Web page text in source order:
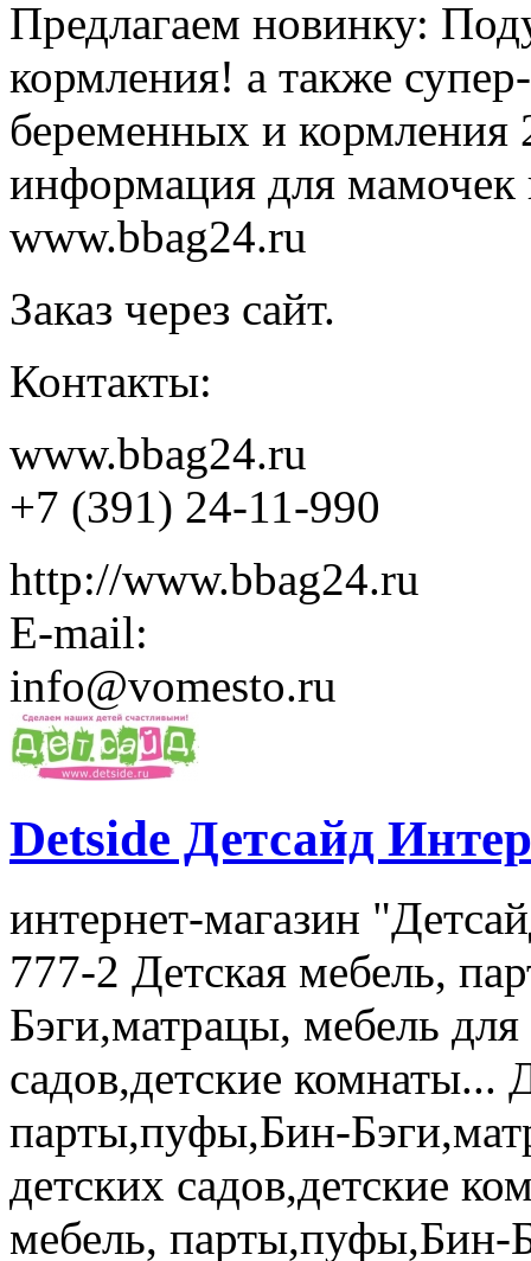
Предлагаем новинку:
кормления! а также
беременных и кормления
информация для мамочек
www.bbag24.ru
Заказ через сайт.
Контакты:
www.bbag24.ru
+7 (391) 24-11-990
http://www.bbag24.ru
E-mail:
info@vomesto.ru
Detside Детсайд
интернет-магазин
777-2 Детская мебель,
Бэги,матрацы, мебель для
садов,детские комнаты...
парты,пуфы,Бин-
детских садов,детские
мебель, парты,пуфы,Бин-